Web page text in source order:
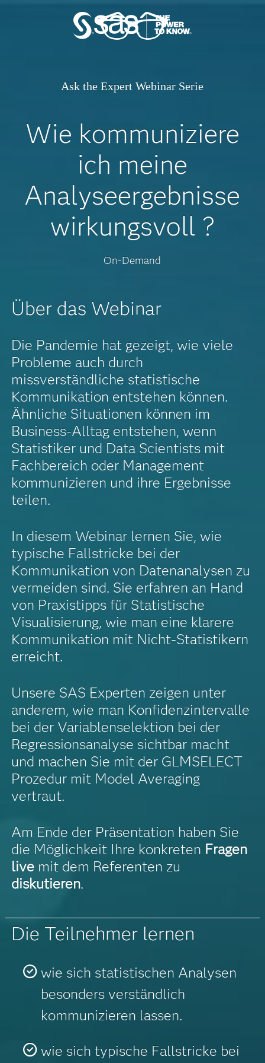
Ask the Expert Webinar Serie
Wie kommuniziere
ich meine
Analyseergebnisse
wirkungsvoll ?
On-Demand
Über das Webinar
Die Pandemie hat gezeigt, wie viele
Probleme auch durch
missverständliche statistische
Kommunikation entstehen können.
Ähnliche Situationen können im
Business-Alltag entstehen, wenn
Statistiker und Data Scientists mit
Fachbereich oder Management
kommunizieren und ihre Ergebnisse
teilen.
In diesem Webinar lernen Sie, wie
typische Fallstricke bei der
Kommunikation von Datenanalysen zu
vermeiden sind. Sie erfahren an Hand
von Praxistipps für Statistische
Visualisierung, wie man eine klarere
Kommunikation mit Nicht-Statistikern
erreicht.
Unsere SAS Experten zeigen unter
anderem, wie man Konfidenzintervalle
bei der Variablenselektion bei der
Regressionsanalyse sichtbar macht
und machen Sie mit der GLMSELECT
Prozedur mit Model Averaging
vertraut.
Am Ende der Präsentation haben Sie
die Möglichkeit Ihre konkreten Fragen
livemit dem Referenten zu
diskutieren.
Die Teilnehmer lernen
wie sich statistischen Analysen
besonders verständlich
kommunizieren lassen.
wie sich typische Fallstricke bei